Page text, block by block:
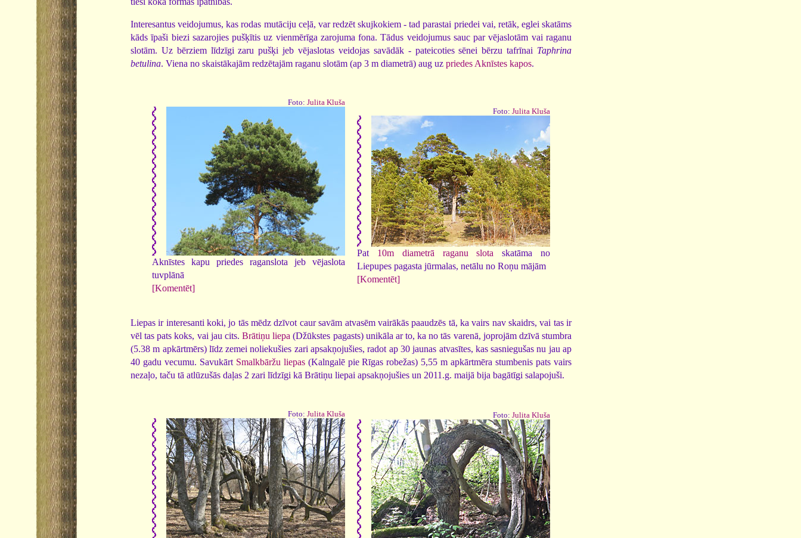
Interesantus veidojumus, kas rodas mutāciju ceļā, var redzēt skujkokiem - tad parastai priedei vai, retāk, eglei skatāms
kāds īpaši biezi sazarojies pušķītis uz vienmērīga zarojuma fona. Tādus veidojumus sauc par vējaslotām vai raganu
slotām. Uz bērziem līdzīgi zaru pušķi jeb vējaslotas veidojas savādāk - pateicoties sēnei bērzu tafrīnai Taphrina
betulina. Viena no skaistākajām redzētajām raganu slotām (ap 3 m diametrā) aug uz priedes Aknīstes kapos.
Foto: Julita Kluša
Aknīstes kapu priedes raganslota jeb vējaslota
tuvplānā
[Komentēt]
Foto: Julita Kluša
Pat 10m diametrā raganu slota skatāma no
Liepupes pagasta jūrmalas, netālu no Roņu mājām
[Komentēt]
Liepas ir interesanti koki, jo tās mēdz dzīvot caur savām atvasēm vairākās paaudzēs tā, ka vairs nav skaidrs, vai tas ir
vēl tas pats koks, vai jau cits.Brātiņu liepa (Džūkstes pagasts) unikāla ar to, ka no tās varenā, joprojām dzīvā stumbra
(5.38 m apkārtmērs) līdz zemei noliekušies zari apsakņojušies, radot ap 30 jaunas atvasītes, kas sasniegušas nu jau ap
40 gadu vecumu. Savukārt Smalkbāržu liepas(Kalngalē pie Rīgas robežas) 5,55 m apkārtmēra stumbenis pats vairs
nezaļo, taču tā atlūzušās daļas 2 zari līdzīgi kā Brātiņu liepai apsakņojušies un 2011.g. maijā bija bagātīgi salapojuši.
Foto: Julita Kluša Foto: Julita Kluša